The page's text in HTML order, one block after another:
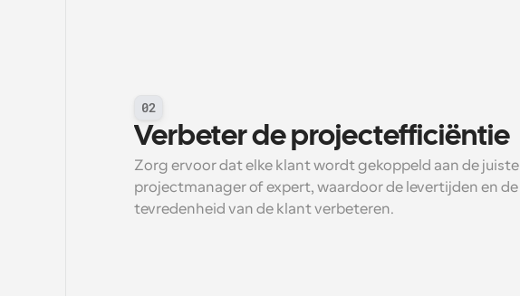
02
Verbeter de projectefficiëntie
Zorg ervoor dat elke klant wordt gekoppeld aan de juiste
projectmanager of expert, waardoor de levertijden en de
tevredenheid van de klant verbeteren.